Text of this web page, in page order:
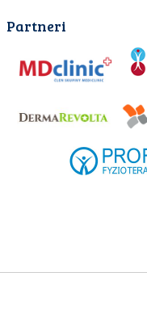
Partneri